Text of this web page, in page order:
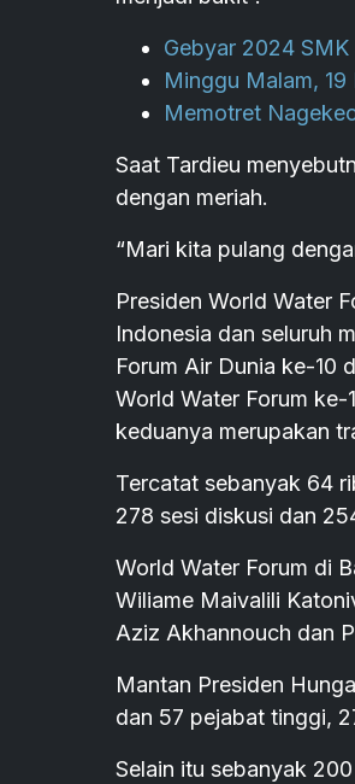
Gebyar 2024
Minggu Malam,
Memotret
Saat Tardieu
dengan meriah.
“Mari kita pulang
Presiden World Water
Indonesia dan seluruh
Forum Air Dunia ke-10
World Water Forum
keduanya merupakan
Tercatat sebanyak 64
278 sesi diskusi dan
World Water Forum di
Wiliame Maivalili
Aziz Akhannouch dan
Mantan Presiden
dan 57 pejabat tinggi,
Selain itu sebanyak